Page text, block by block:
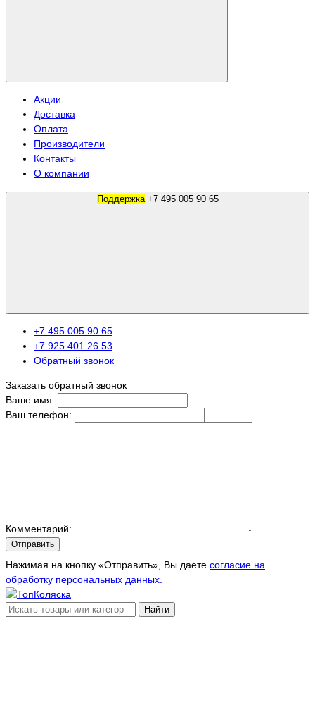
Акции
Доставка
Оплата
Производители
Контакты
О компании
Поддержка +7 495 005 90 65
+7 495 005 90 65
+7 925 401 26 53
Обратный звонок
Заказать обратный звонок
Ваше имя:
Ваш телефон:
Комментарий:
Отправить
Нажимая на кнопку «Отправить», Вы даете согласие на
обработку персональных данных.
Найти